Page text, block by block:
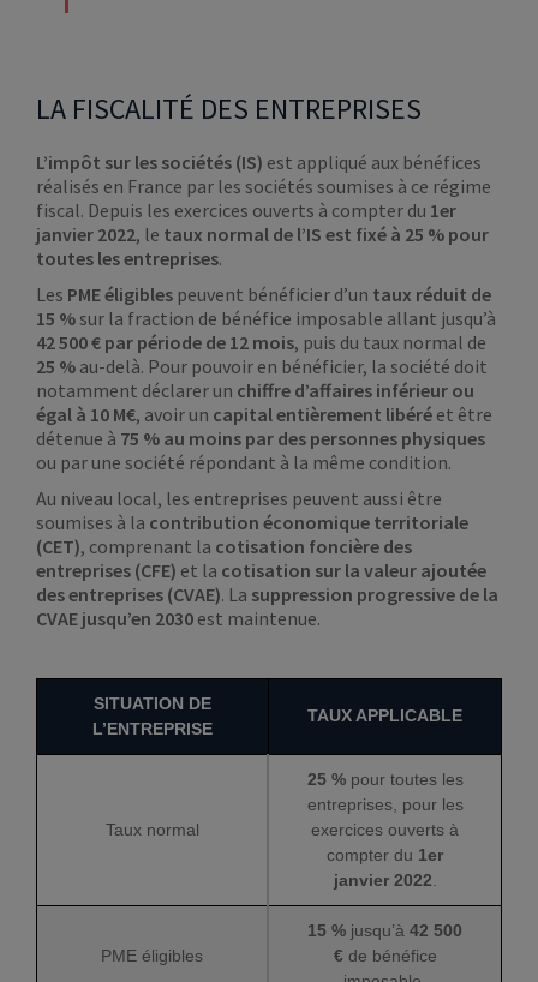
LA FISCALITÉ DES ENTREPRISES
L’impôt sur les sociétés (IS) est appliqué aux bénéfices
réalisés en France par les sociétés soumises à ce régime
fiscal. Depuis les exercices ouverts à compter du 1er
janvier 2022, le taux normal de l’IS est fixé à 25 % pour
toutes les entreprises.
Les PME éligibles peuvent bénéficier d’un taux réduit de
15 %sur la fraction de bénéfice imposable allant jusqu’à
42 500 € par période de 12 mois, puis du taux normal de
25 % au-delà. Pour pouvoir en bénéficier, la société doit
notamment déclarer un chiffre d’affaires inférieur ou
égal à 10 M€, avoir un capital entièrement libéré et être
détenue à 75 % au moins par des personnes physiques
ou par une société répondant à la même condition.
Au niveau local, les entreprises peuvent aussi être
soumises à la contribution économique territoriale
(CET), comprenant la cotisation foncière des
entreprises (CFE) et la cotisation sur la valeur ajoutée
des entreprises (CVAE). La suppression progressive de la
CVAE jusqu’en 2030 est maintenue.
SITUATION DE
L’ENTREPRISE
TAUX APPLICABLE
Taux normal
25 %pour toutes les
entreprises, pour les
exercices ouverts à
compter du 1er
janvier 2022.
PME éligibles
15 % jusqu’à 42 500
€de bénéfice